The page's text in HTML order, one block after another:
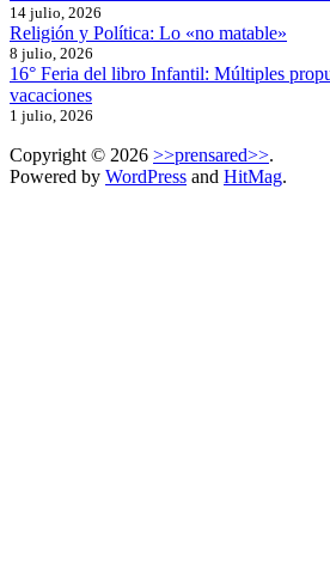
14 julio, 2026
Religión y Política: Lo «no matable»
8 julio, 2026
16° Feria del libro Infantil: Múltiples
vacaciones
1 julio, 2026
Copyright © 2026 >>prensared>>.
Powered by WordPress and HitMag.